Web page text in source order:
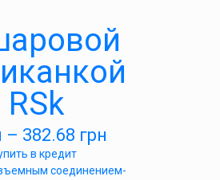
– 382.68 грн
в кредит
соединением-